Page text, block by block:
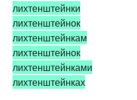
лихтенштейнки
лихтенштейнок
лихтенштейнкам
лихтенштейнок
лихтенштейнками
лихтенштейнках